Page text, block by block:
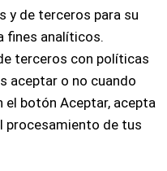
y de terceros para su
fines analíticos.
terceros con políticas
aceptar o no cuando
el botón Aceptar, acepta
procesamiento de tus